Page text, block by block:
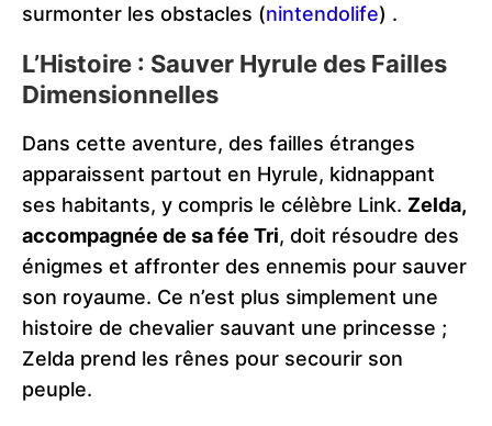
surmonter les obstacles​ (nintendolife)​​ ​.
L’Histoire : Sauver Hyrule des Failles
Dimensionnelles
Dans cette aventure, des failles étranges
apparaissent partout en Hyrule, kidnappant
ses habitants, y compris le célèbre Link. Zelda,
accompagnée de sa fée Tri, doit résoudre des
énigmes et affronter des ennemis pour sauver
son royaume. Ce n’est plus simplement une
histoire de chevalier sauvant une princesse ;
Zelda prend les rênes pour secourir son
peuple​.